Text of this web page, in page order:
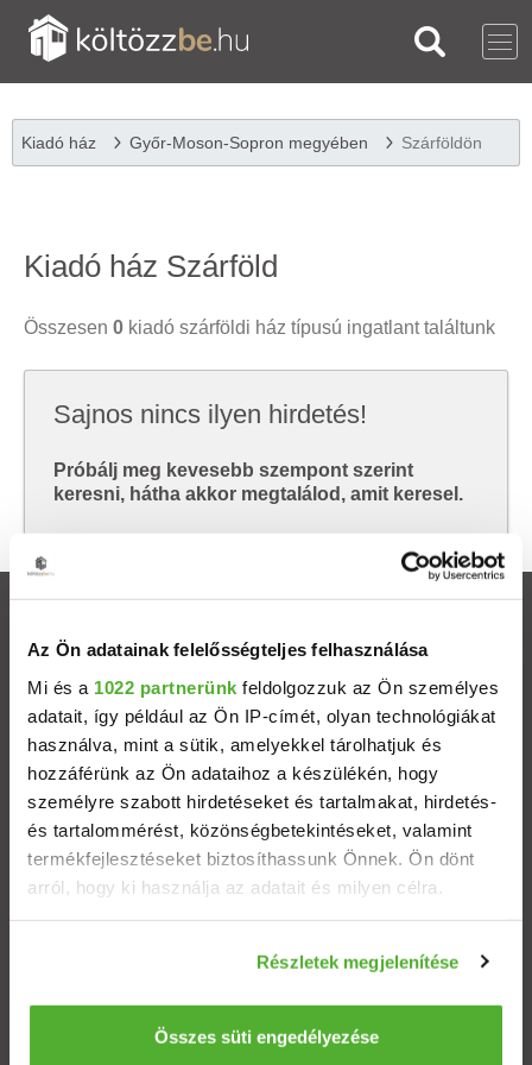
Az Ön adatainak felelősségteljes felhasználása
Mi és a 1022 partnerünk feldolgozzuk az Ön személyes
adatait, így például az Ön IP-címét, olyan technológiákat
használva, mint a sütik, amelyekkel tárolhatjuk és
hozzáférünk az Ön adataihoz a készülékén, hogy
személyre szabott hirdetéseket és tartalmakat, hirdetés-
és tartalommérést, közönségbetekintéseket, valamint
termékfejlesztéseket biztosíthassunk Önnek. Ön dönt
arról, hogy ki használja az adatait és milyen célra.
Információgyűjtés az Ön földrajzi elhelyezkedéséről
pár méteres pontossággal
Az Ön készülékén beazonosítása annak konkrét
Részletek megjelenítése
Összes süti engedélyezése
Kiadó ház Győr-Moson-Sopron megyében Szárföldön
Kiadó ház Szárföld
Összesen 0 kiadó szárföldi ház típusú ingatlant találtunk
Sajnos nincs ilyen hirdetés!
Próbálj meg kevesebb szempont szerint
keresni, hátha akkor megtalálod, amit keresel.
Eladó házak
Eladó lakások
Települések
Albérletek
Adatvédelem Etikai kódex